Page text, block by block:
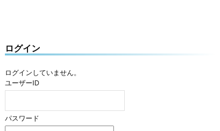
ログイン
ログインしていません。
ユーザーID
パスワード